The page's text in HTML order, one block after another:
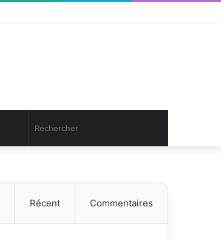
Article
Récent Commentaires